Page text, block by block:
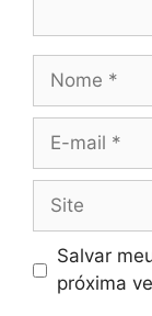
Nome
Site
Salvar
próxima